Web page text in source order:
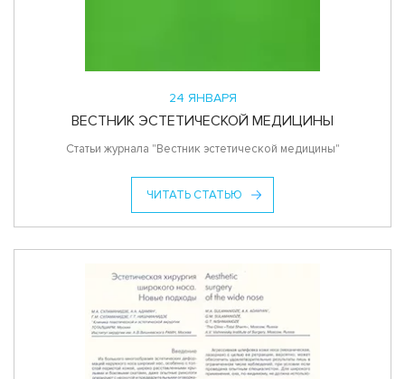
24 ЯНВАРЯ
ВЕСТНИК ЭСТЕТИЧЕСКОЙ МЕДИЦИНЫ
Статьи журнала "Вестник эстетической медицины"
ЧИТАТЬ СТАТЬЮ